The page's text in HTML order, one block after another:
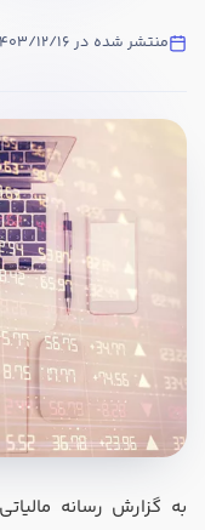
منتشر شده در 1403/12/16
به گزارش رسانه
داشته اید را بنویسید
در صورتی که سابقه